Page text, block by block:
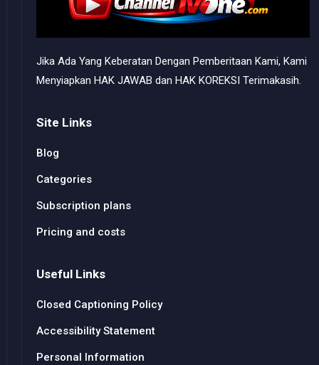
Jika Ada Yang Keberatan Dengan Pemberitaan Kami, Kami
Menyiapkan HAK JAWAB dan HAK KOREKSI Terimakasih.
Site Links
Blog
Categories
Subscription plans
Pricing and costs
Useful Links
Closed Captioning Policy
Accessibility Statement
Personal Information